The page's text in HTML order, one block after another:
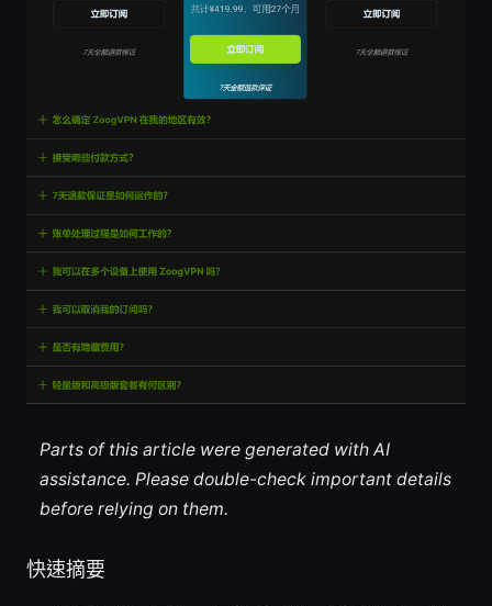
Parts of this article were generated with AI
assistance. Please double-check important details
before relying on them.
快速摘要